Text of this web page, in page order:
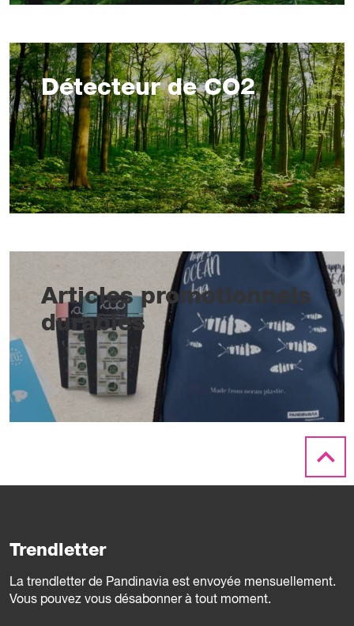
Détecteur de CO2
Articles promotionnels
durables
Trendletter
La trendletter de Pandinavia est envoyée mensuellement.
Vous pouvez vous désabonner à tout moment.